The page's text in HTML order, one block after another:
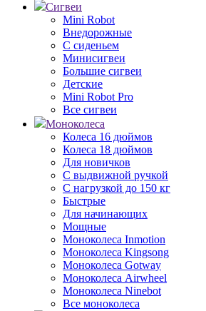
Сигвеи
Mini Robot
Внедорожные
С сиденьем
Минисигвеи
Большие сигвеи
Детские
Mini Robot Pro
Все сигвеи
Моноколеса
Колеса 16 дюймов
Колеса 18 дюймов
Для новичков
С выдвижной ручкой
С нагрузкой до 150 кг
Быстрые
Для начинающих
Мощные
Моноколеса Inmotion
Моноколеса Kingsong
Моноколеса Gotway
Моноколеса Airwheel
Моноколеса Ninebot
Все моноколеса